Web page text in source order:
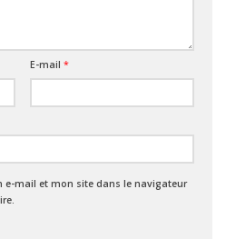
E-mail *
e-mail et mon site dans le navigateur